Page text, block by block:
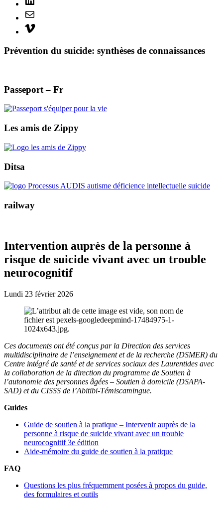
Prévention du suicide: synthèses de connaissances
Passeport – Fr
Les amis de Zippy
Ditsa
railway
Intervention auprès de la personne à
risque de suicide vivant avec un trouble
neurocognitif
Lundi 23 février 2026
Ces documents ont été conçus par la Direction des services
multidisciplinaire de l’enseignement et de la recherche (DSMER) du
Centre intégré de santé et de services sociaux des Laurentides avec
la collaboration de la direction du programme de Soutien à
l’autonomie des personnes âgées – Soutien à domicile (DSAPA-
SAD) et du CISSS de l’Abitibi-Témiscamingue.
Guides
Guide de soutien à la pratique – Intervenir auprès de la
personne à risque de suicide vivant avec un trouble
neurocognitif 3e édition
Aide-mémoire du guide de soutien à la pratique
FAQ
Questions les plus fréquemment posées à propos du guide,
des formulaires et outils